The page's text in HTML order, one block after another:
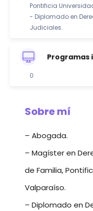
Pontificia
- Diplomado en
Judiciales.
Programas
0
Sobre mí
– Abogada.
– Magíster en
de Familia,
Valparaíso.
– Diplomado en